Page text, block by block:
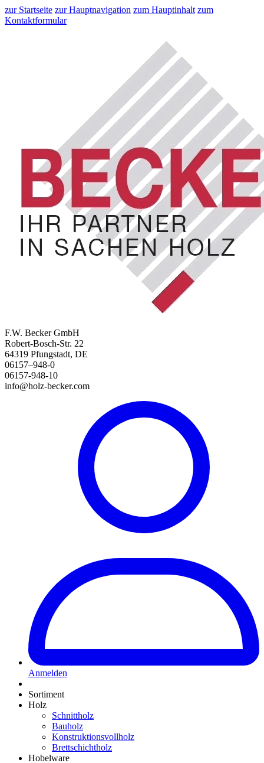
zur Startseite zur Hauptnavigation zum Hauptinhalt zum
Kontaktformular
F.W. Becker GmbH
Robert-Bosch-Str. 22
64319 Pfungstadt, DE
06157–948-0
06157-948-10
info@holz-becker.com
Anmelden
Sortiment
Holz
Schnittholz
Bauholz
Konstruktionsvollholz
Brettschichtholz
Hobelware